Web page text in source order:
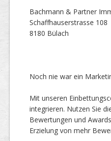
Bachmann & Partner
Schaffhauserstrasse 108
8180 Bülach
Noch nie war ein
Mit unseren
integrieren. Nutzen Sie
Bewertungen und
Erzielung von mehr